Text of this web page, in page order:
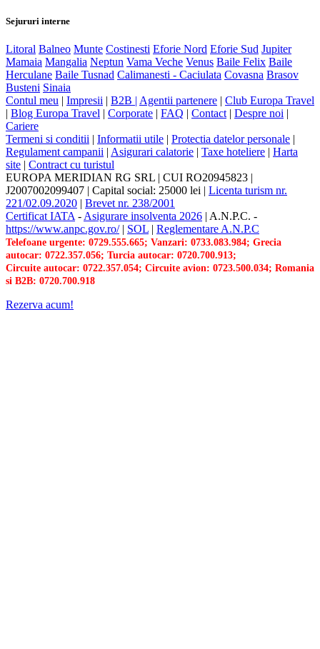
Sejururi interne
Litoral Balneo Munte Costinesti Eforie Nord Eforie Sud Jupiter
Mamaia Mangalia Neptun Vama Veche Venus Baile Felix Baile
Herculane Baile Tusnad Calimanesti - Caciulata Covasna Brasov
Busteni Sinaia
Contul meu | Impresii | B2B | Agentii partenere | Club Europa Travel
| Blog Europa Travel | Corporate | FAQ | Contact | Despre noi |
Cariere
Termeni si conditii | Informatii utile | Protectia datelor personale |
Regulament campanii | Asigurari calatorie | Taxe hoteliere | Harta
site | Contract cu turistul
EUROPA MERIDIAN RG SRL | CUI RO20945823 |
J2007002099407 | Capital social: 25000 lei | Licenta turism nr.
221/02.09.2020 | Brevet nr. 238/2001
Certificat IATA - Asigurare insolventa 2026 | A.N.P.C. -
https://www.anpc.gov.ro/| SOL | Reglementare A.N.P.C
Telefoane urgente: 0729.555.665; Vanzari: 0733.083.984; Grecia
autocar: 0722.357.056; Turcia autocar: 0720.700.913;
Circuite autocar: 0722.357.054; Circuite avion: 0723.500.034; Romania
si B2B: 0720.700.918
Rezerva acum!